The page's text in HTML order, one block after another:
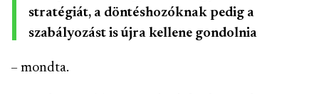
stratégiát, a döntéshozóknak pedig a
szabályozást is újra kellene gondolnia
– mondta.